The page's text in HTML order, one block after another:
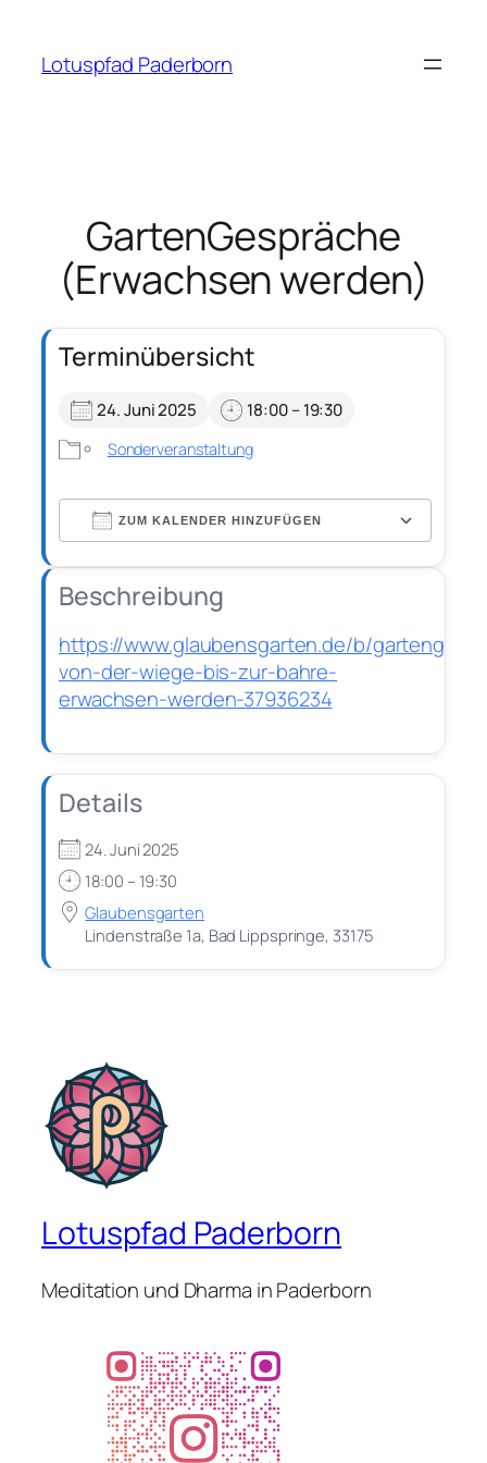
springen
Lotuspfad Paderborn
GartenGespräche
(Erwachsen werden)
Terminübersicht
24. Juni 2025 18:00 – 19:30
Sonderveranstaltung
ZUM KALENDER HINZUFÜGEN
ICS
herunterladen
Google
Kalender
Office
Outlook
Beschreibung
https://www.glaubensgarten.de/b/
von-der-wiege-bis-zur-bahre-
erwachsen-werden-37936234
Details
24. Juni 2025
18:00 – 19:30
Glaubensgarten
Lindenstraße 1a, Bad Lippspringe, 33175
Lotuspfad Paderborn
Meditation und Dharma in Paderborn